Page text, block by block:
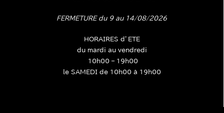
FERMETURE du 9 au 14/08/2026
HORAIRES d’ETE
du mardi au vendredi
10h00 – 19h00
le SAMEDI de 10h00 à 19h00